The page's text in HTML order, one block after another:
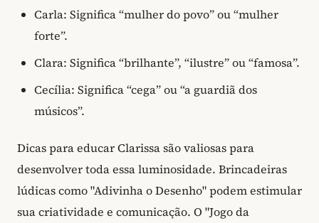
Carla: Significa “mulher do povo” ou “mulher
forte”.
Clara: Significa “brilhante”, “ilustre” ou “famosa”.
Cecília: Significa “cega” ou “a guardiã dos
músicos”.
Dicas para educar Clarissa são valiosas para
desenvolver toda essa luminosidade. Brincadeiras
lúdicas como "Adivinha o Desenho" podem estimular
sua criatividade e comunicação. O "Jogo da